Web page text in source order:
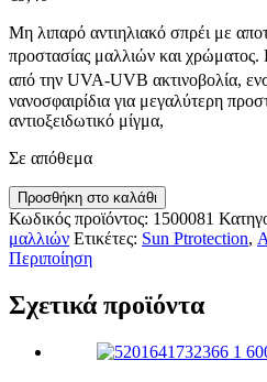
Μη λιπαρό αντιηλιακό σπρέι με
προστασίας μαλλιών και
από την UVA-UVB ακτινοβολία,
νανοσφαιρίδια για μεγαλύτερη
αντιοξειδωτικό μίγμα,
Σε απόθεμα
Lorvenn
Salon
Exclusive
Sun
Protection
(Αντηλιακό
Μαλλιών)
120ml
Προσθήκη στο καλάθι
Κωδικός προϊόντος: 1500081
μαλλιών Ετικέτες: Sun Ptrotection,
Περιποίηση
Σχετικά προϊόντα